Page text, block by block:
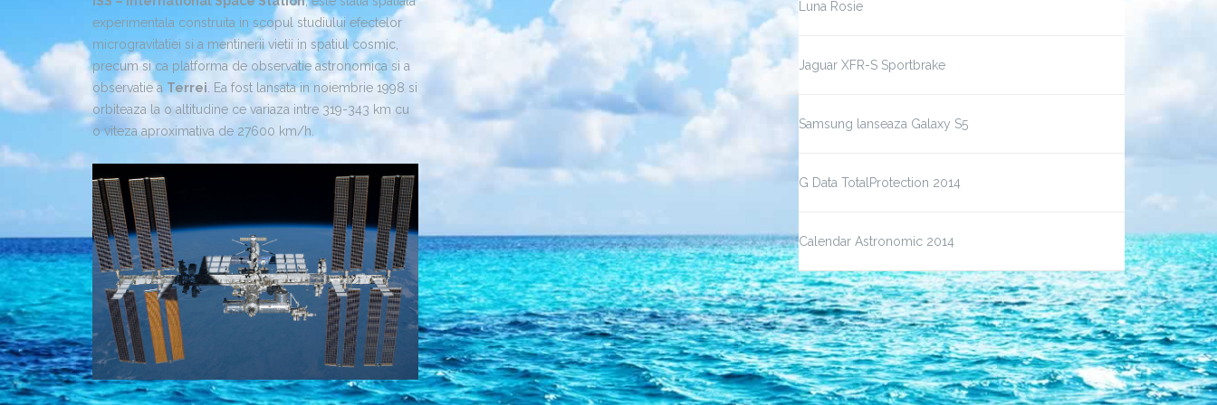
experimentala construita in scopul studiului efectelor
microgravitatiei si a mentinerii vietii in spatiul cosmic,
precum si ca platforma de observatie astronomica si a
observatie a Terrei . Ea fost lansata in noiembrie 1998 si
orbiteaza la o altitudine ce variaza intre 319-343 km cu
o viteza aproximativa de 27600 km/h.
Luna Rosie
Jaguar XFR-S Sportbrake
Samsung lanseaza Galaxy S5
G Data TotalProtection 2014
Calendar Astronomic 2014